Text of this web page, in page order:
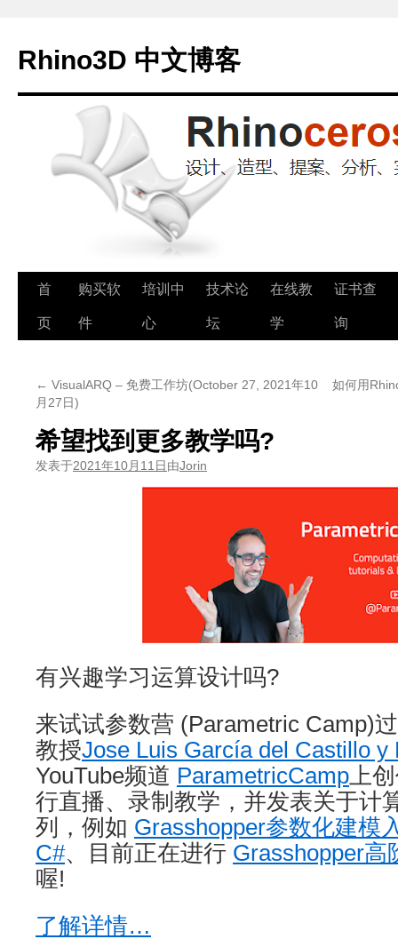
Rhino3D 中文博客
跳
至
首
页
购买软
件
培训中
心
技术论
坛
在线教
学
证书查
询
← VisualARQ – 免费工作坊(October 27, 2021年10
月27日)
如何用
希望找到更多教学吗?
发表于2021年10月11日由Jorin
有兴趣学习运算设计吗?
来试试参数营 (Parametric Camp)
教授Jose Luis García del Castillo y
YouTube频道 ParametricCamp 上
行直播、录制教学，并发表关于计
列，例如 Grasshopper参数化建模
C#、目前正在进行 Grasshopper高
喔!
了解详情…